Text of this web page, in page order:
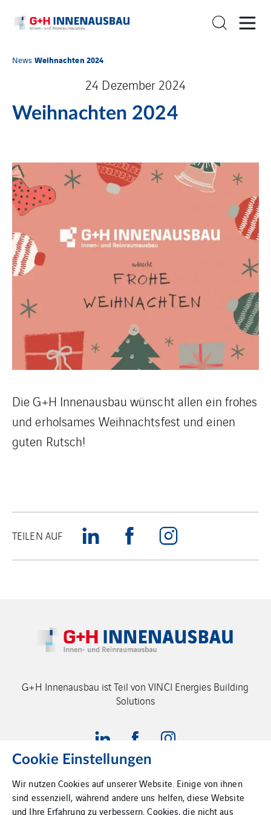
News Weihnachten 2024
24 Dezember 2024
Weihnachten 2024
Die G+H Innenausbau wünscht allen ein frohes
und erholsames Weihnachtsfest und einen
guten Rutsch!
TEILEN AUF
G+H Innenausbau ist Teil von VINCI Energies Building
Solutions
Impressum
Cookie Einstellungen
Wir nutzen Cookies auf unserer Website. Einige von ihnen
sind essenziell, während andere uns helfen, diese Website
und Ihre Erfahrung zu verbessern. Cookies, die nicht aus